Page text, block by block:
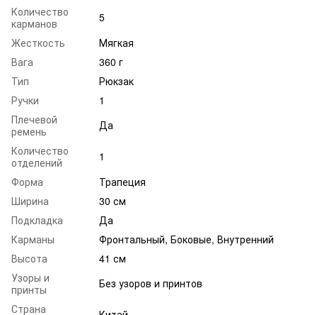
Количество
карманов
5
Жесткость
Мягкая
Вага
360 г
Тип
Рюкзак
Ручки
1
Плечевой
ремень
Да
Количество
отделений
1
Форма
Трапеция
Ширина
30 см
Подкладка
Да
Карманы
Фронтальный, Боковые, Внутренний
Высота
41 см
Узоры и
принты
Без узоров и принтов
Страна